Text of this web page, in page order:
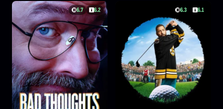
6.7 6.2 6.3 6.1